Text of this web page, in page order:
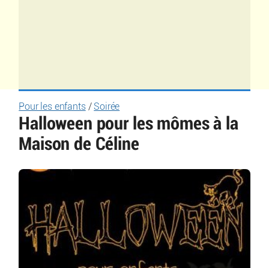
Pour les enfants/ Soirée
Halloween pour les mômes à la
Maison de Céline